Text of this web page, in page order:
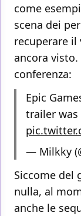
come
scena dei
recuperare il
ancora
conferenza:
Epic
trailer
— Milkky
Siccome del
nulla, al
anche le